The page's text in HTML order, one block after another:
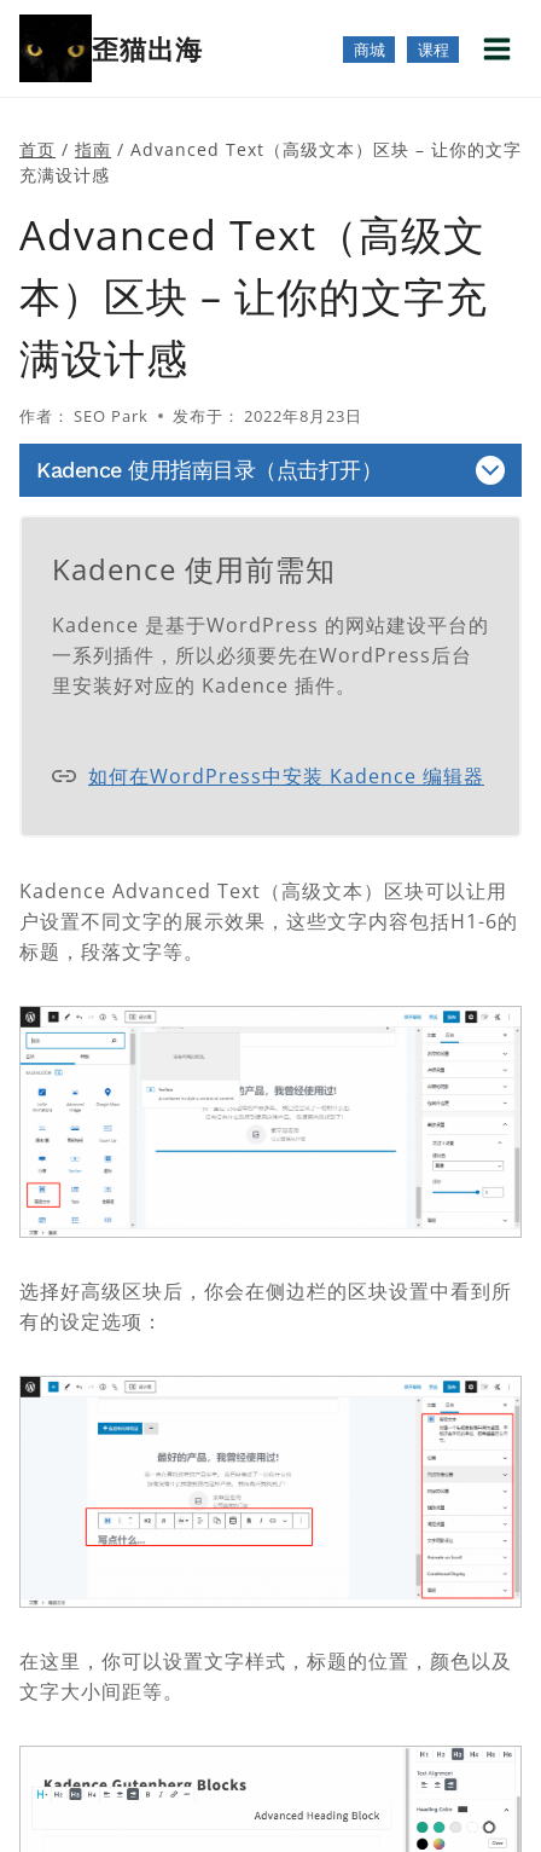
歪猫出海 商城 课程
首页 / 指南 / Advanced Text（高级文本）区块 – 让你的文字
充满设计感
Advanced Text（高级文
本）区块 – 让你的文字充
满设计感
作者： SEO Park 发布于： 2022年8月23日
Kadence 使用指南目录（点击打开）
Kadence 使用前需知
Kadence 是基于WordPress 的网站建设平台的
一系列插件，所以必须要先在WordPress后台
里安装好对应的 Kadence 插件。
如何在WordPress中安装 Kadence 编辑器
Kadence Advanced Text（高级文本）区块可以让用
户设置不同文字的展示效果，这些文字内容包括H1-6的
标题，段落文字等。
选择好高级区块后，你会在侧边栏的区块设置中看到所
有的设定选项：
在这里，你可以设置文字样式，标题的位置，颜色以及
文字大小间距等。